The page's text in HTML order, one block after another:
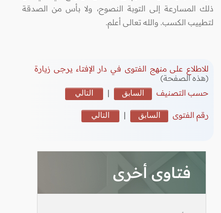
ذلك المسارعة إلى التوبة النصوح، ولا بأس من الصدقة
لتطييب الكسب. والله تعالى أعلم.
للاطلاع على منهج الفتوى في دار الإفتاء يرجى زيارة
(هذه الصفحة)
حسب التصنيف
السابق | التالي
رقم الفتوى السابق | التالي
فتاوى أخرى